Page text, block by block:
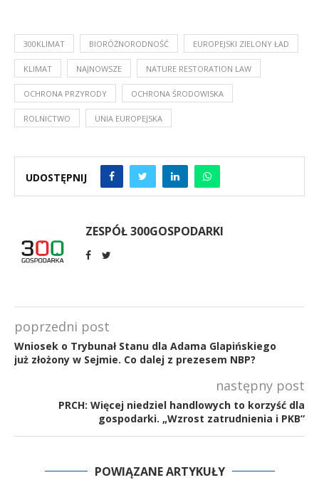
300KLIMAT BIORÓŻNORODNOŚĆ EUROPEJSKI ZIELONY ŁAD
KLIMAT NAJNOWSZE NATURE RESTORATION LAW
OCHRONA PRZYRODY OCHRONA ŚRODOWISKA
ROLNICTWO UNIA EUROPEJSKA
UDOSTĘPNIJ
ZESPÓŁ 300GOSPODARKI
poprzedni post
Wniosek o Trybunał Stanu dla Adama Glapińskiego
już złożony w Sejmie. Co dalej z prezesem NBP?
następny post
PRCH: Więcej niedziel handlowych to korzyść dla
gospodarki. „Wzrost zatrudnienia i PKB”
POWIĄZANE ARTYKUŁY